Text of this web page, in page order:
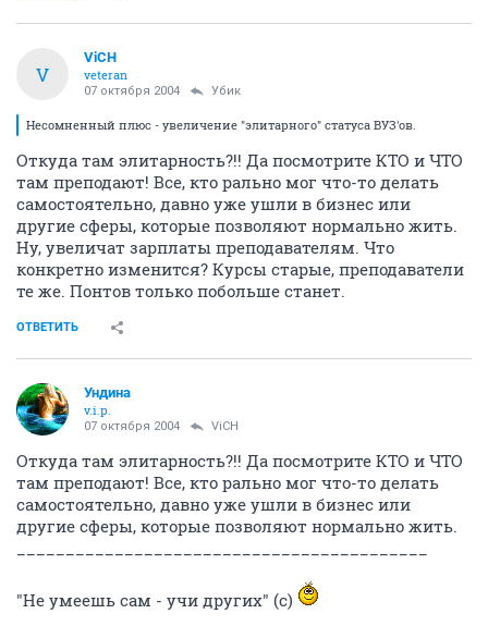
V
ViCH
veteran
07 октября 2004 Убик
Несомненный плюс - увеличение "элитарного" статуса ВУЗ'ов.
Откуда там элитарность?!! Да посмотрите КТО и ЧТО
там преподают! Все, кто рально мог что-то делать
самостоятельно, давно уже ушли в бизнес или
другие сферы, которые позволяют нормально жить.
Ну, увеличат зарплаты преподавателям. Что
конкретно изменится? Курсы старые, преподаватели
те же. Понтов только побольше станет.
ОТВЕТИТЬ
Ундина
v.i.p.
07 октября 2004 ViCH
Откуда там элитарность?!! Да посмотрите КТО и ЧТО
там преподают! Все, кто рально мог что-то делать
самостоятельно, давно уже ушли в бизнес или
другие сферы, которые позволяют нормально жить.
"Не умеешь сам - учи других" (с)